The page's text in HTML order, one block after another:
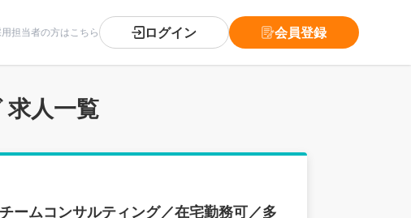
担当者の方はこちら ログイン 会員登録
人一覧
ームコンサルティング／在宅勤務可／多